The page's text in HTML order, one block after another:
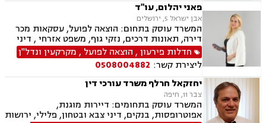
פאני יהלום, עו"ד
אבן ישראל 5, ירושלים
המשרד עוסק בתחום: הוצאה לפועל, עסקאות מכר
דירה, תאונות דרכים, נזקי גוף, משפט אזרחי , דיני
מקרקעין, דיני חוזים, דיני ביטוח, נזיקין, אבדן כושר
עבודה , הסכמי ממון, ירושות וצוואות, רשות מקרקעי
ישראל, נדל"ן, סדר דין אזרחי וראיות, תאונות
עבודה, נוטריון, ייפוי כוח מתמשך
חדלות פירעון, הוצאה לפועל , מקרקעין ונדל"ן
ליצירת קשר: 0508004882
יחזקאל חרלף משרד עורכי דין
צבר 11, חיפה
המשרד עוסק בתחומים: דיירות מוגנת,
אפוטרופסות, בנקים, דיני צבא ובטחון, פלילי, ירושות